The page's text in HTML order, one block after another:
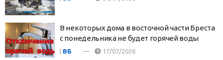
В некоторых дома в восточной части Бреста
с понедельника не будет горячей воды
ВБ 17/07/2026